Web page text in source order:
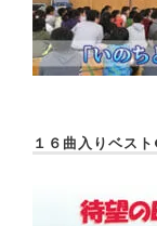
１６曲入りベスト